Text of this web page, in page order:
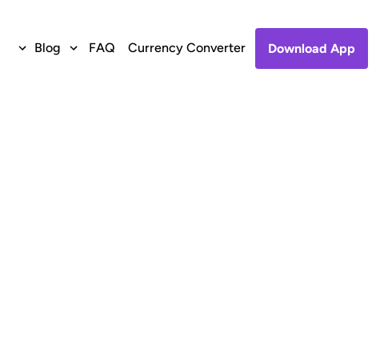
Blog FAQ Currency Converter Download App